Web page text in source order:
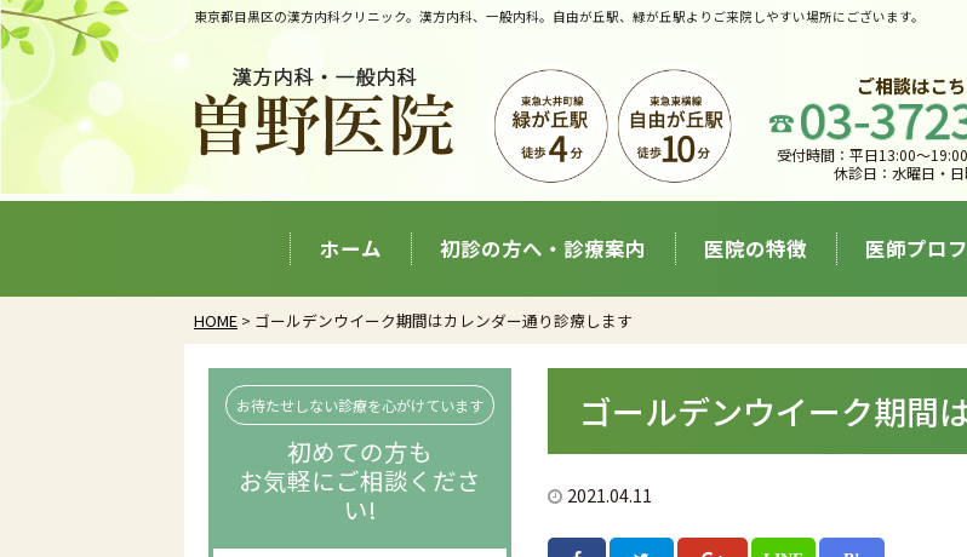
東京都目黒区の漢方内科クリニック。漢方内科、一般内科。自由が丘駅、緑が丘駅よりご来院しやすい場所にございます。
受付時間：平日13:00〜
休診日：水曜日・
ホーム 初診の方へ・診療案内 医院の特徴 医師プロ
HOME > ゴールデンウイーク期間はカレンダー通り診療します
ゴールデンウイーク期間
2021.04.11
お待たせしない診療を心がけています
初めての方も
お気軽にご相談くださ
い!